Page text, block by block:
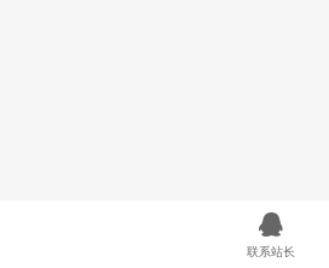
联系站长